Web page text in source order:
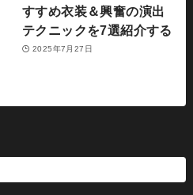
すすめ衣装＆興奮の演出
テクニックを7選紹介する
2025年7月27日